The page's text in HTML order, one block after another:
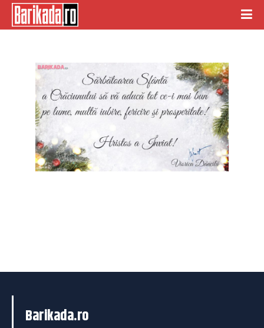
Barikada.ro